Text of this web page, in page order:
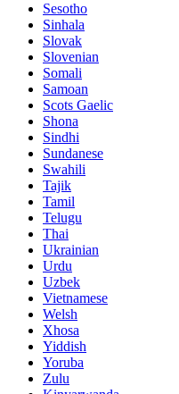
Sesotho
Sinhala
Slovak
Slovenian
Somali
Samoan
Scots Gaelic
Shona
Sindhi
Sundanese
Swahili
Tajik
Tamil
Telugu
Thai
Ukrainian
Urdu
Uzbek
Vietnamese
Welsh
Xhosa
Yiddish
Yoruba
Zulu